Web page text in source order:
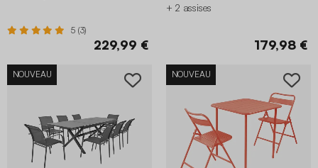
5 (3)
229,99 €
+ 2 assises
179,98 €
NOUVEAU NOUVEAU